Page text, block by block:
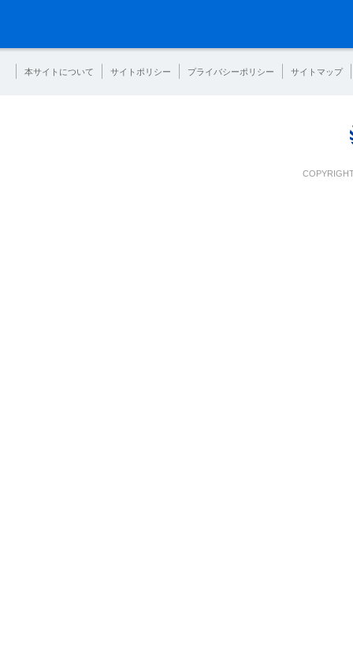
本サイトについて サイトポリシー プライバシーポリシー サイトマップ